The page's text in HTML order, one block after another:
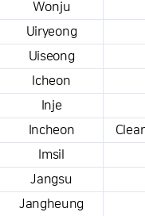
Wonju
Uiryeong
Uiseong
Icheon
Inje
Incheon
Clear
Imsil
Jangsu
Jangheung